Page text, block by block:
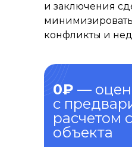
0₽ —
с
расчетом
объекта
и заключения
конфликты и